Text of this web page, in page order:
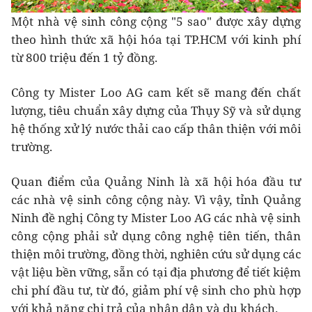
Một nhà vệ sinh công cộng "5 sao" được xây dựng
theo hình thức xã hội hóa tại TP.HCM với kinh phí
từ 800 triệu đến 1 tỷ đồng.
Công ty Mister Loo AG cam kết sẽ mang đến chất
lượng, tiêu chuẩn xây dựng của Thụy Sỹ và sử dụng
hệ thống xử lý nước thải cao cấp thân thiện với môi
trường.
Quan điểm của Quảng Ninh là xã hội hóa đầu tư
các nhà vệ sinh công cộng này. Vì vậy, tỉnh Quảng
Ninh đề nghị Công ty Mister Loo AG các nhà vệ sinh
công cộng phải sử dụng công nghệ tiên tiến, thân
thiện môi trường, đồng thời, nghiên cứu sử dụng các
vật liệu bền vững, sẵn có tại địa phương để tiết kiệm
chi phí đầu tư, từ đó, giảm phí vệ sinh cho phù hợp
với khả năng chi trả của nhân dân và du khách.